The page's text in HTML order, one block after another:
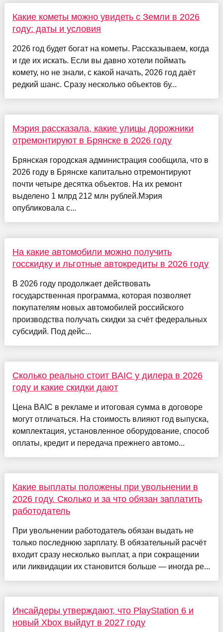
Какие кометы можно увидеть с Земли в 2026
году: даты и условия
2026 год будет богат на кометы. Рассказываем, когда
и где их искать. Если вы давно хотели поймать
комету, но не знали, с какой начать, 2026 год даёт
редкий шанс. Сразу несколько объектов бу...
Мэрия рассказала, какие улицы дорожники
отремонтируют в Брянске в 2026 году
Брянская городская администрация сообщила, что в
2026 году в Брянске капитально отремонтируют
почти четыре десятка объектов. На их ремонт
выделено 1 млрд 212 млн рублей.Мэрия
опубликовала с...
На какие автомобили можно получить
госскидку и льготные автокредиты в 2026 году
В 2026 году продолжает действовать
государственная программа, которая позволяет
покупателям новых автомобилей российского
производства получать скидки за счёт федеральных
субсидий. Под дейс...
Сколько реально стоит BAIC у дилера в 2026
году и какие скидки дают
Цена BAIC в рекламе и итоговая сумма в договоре
могут отличаться. На стоимость влияют год выпуска,
комплектация, установленное оборудование, способ
оплаты, кредит и передача прежнего автомо...
Какие выплаты положены при увольнении в
2026 году. Сколько и за что обязан заплатить
работодатель
При увольнении работодатель обязан выдать не
только последнюю зарплату. В обязательный расчёт
входит сразу несколько выплат, а при сокращении
или ликвидации их становится больше — иногда ре...
Инсайдеры утверждают, что PlayStation 6 и
новый Xbox выйдут в 2027 году